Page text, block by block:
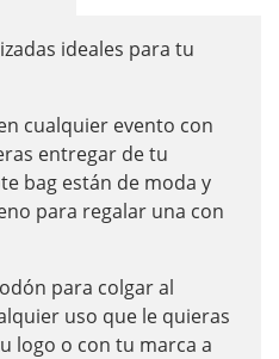
ideales para tu
cualquier evento con
entregar de tu
bag están de moda y
para regalar una con
para colgar al
uso que le quieras
logo o con tu marca a